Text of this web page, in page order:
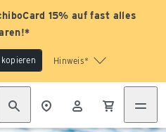
15% auf fast alles
Hinweis*